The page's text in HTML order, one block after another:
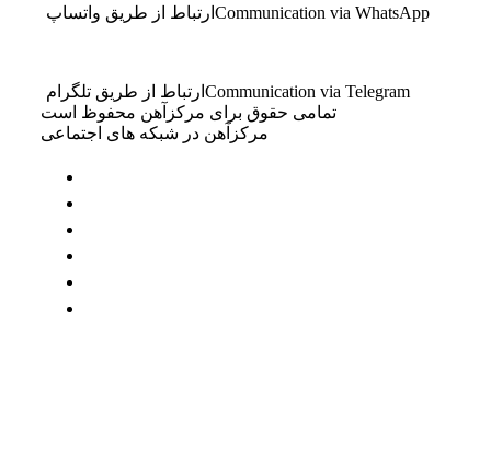
ارتباط از طریق واتساپ Communication via WhatsApp
ارتباط از طریق تلگرام Communication via Telegram
تمامی حقوق برای مرکزآهن محفوظ است
مرکزآهن در شبکه های اجتماعی